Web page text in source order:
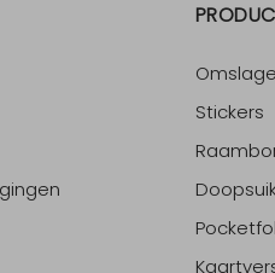
Stickers